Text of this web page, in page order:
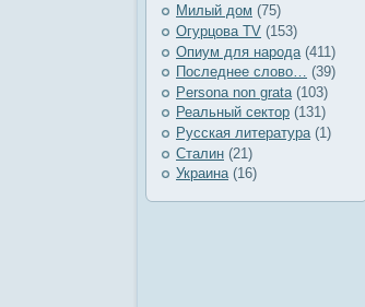
Милый дом (75)
Огурцова TV (153)
Опиум для народа (411)
Последнее слово… (39)
Рersona non grata (103)
Реальный сектор (131)
Русская литература (1)
Сталин (21)
Украина(16)